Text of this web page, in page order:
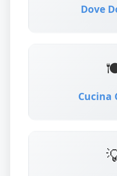
Dove
Cucina